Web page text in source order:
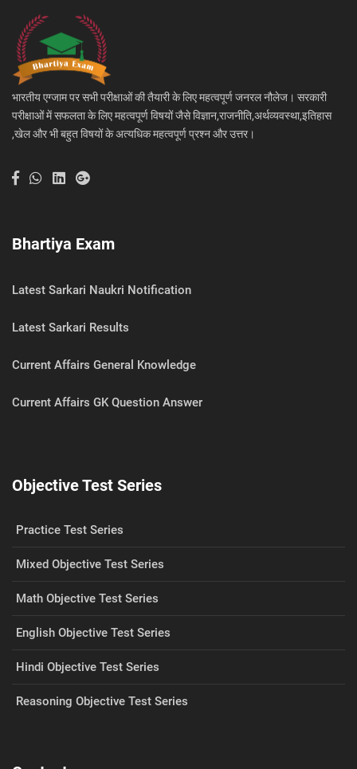
भारतीय एग्जाम पर सभी परीक्षाओं की तैयारी के लिए महत्वपूर्ण जनरल नौलेज। सरकारी
परीक्षाओं में सफलता के लिए महत्वपूर्ण विषयों जैसे विज्ञान,राजनीति,अर्थव्यवस्था,इतिहास
,खेल और भी बहुत विषयों के अत्यधिक महत्वपूर्ण प्रश्न और उत्तर।
Bhartiya Exam
Latest Sarkari Naukri Notification
Latest Sarkari Results
Current Affairs General Knowledge
Current Affairs GK Question Answer
Objective Test Series
Practice Test Series
Mixed Objective Test Series
Math Objective Test Series
English Objective Test Series
Hindi Objective Test Series
Reasoning Objective Test Series